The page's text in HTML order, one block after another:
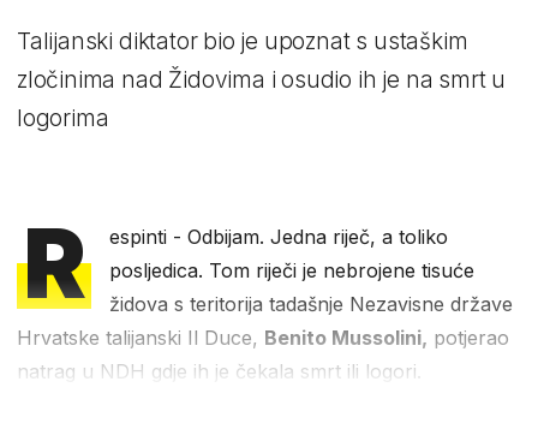
Talijanski diktator bio je upoznat s ustaškim
zločinima nad Židovima i osudio ih je na smrt u
logorima
R
espinti - Odbijam. Jedna riječ, a toliko
posljedica. Tom riječi je nebrojene tisuće
židova s teritorija tadašnje Nezavisne države
Hrvatske talijanski Il Duce, Benito Mussolini, potjerao
natrag u NDH gdje ih je čekala smrt ili logori.